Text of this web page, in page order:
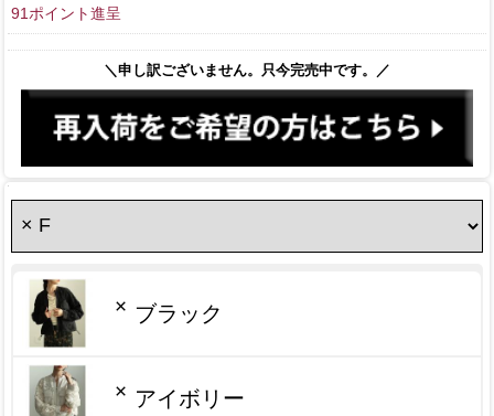
91ポイント進呈
＼申し訳ございません。只今完売中です。／
× ブラック
× アイボリー